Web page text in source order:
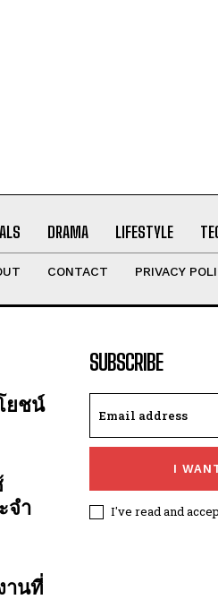
DRAMA LIFESTYLE
CONTACT PRIVACY
ยชน์
จำ
านที่
SUBSCRIBE
I
I've read and